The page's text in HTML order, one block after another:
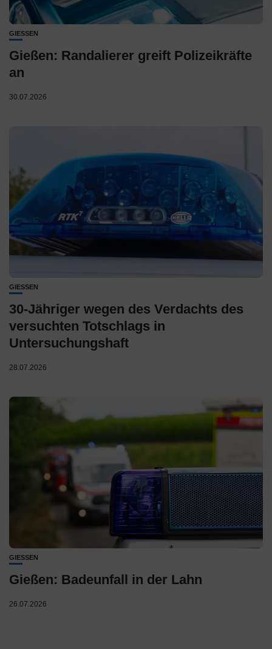
GIESSEN
Gießen: Randalierer greift Polizeikräfte
an
30.07.2026
GIESSEN
30-Jähriger wegen des Verdachts des
versuchten Totschlags in
Untersuchungshaft
28.07.2026
GIESSEN
Gießen: Badeunfall in der Lahn
26.07.2026